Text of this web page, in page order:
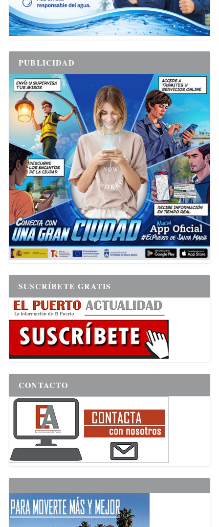
PUBLICIDAD
SUSCRÍBETE GRATIS
CONTACTO